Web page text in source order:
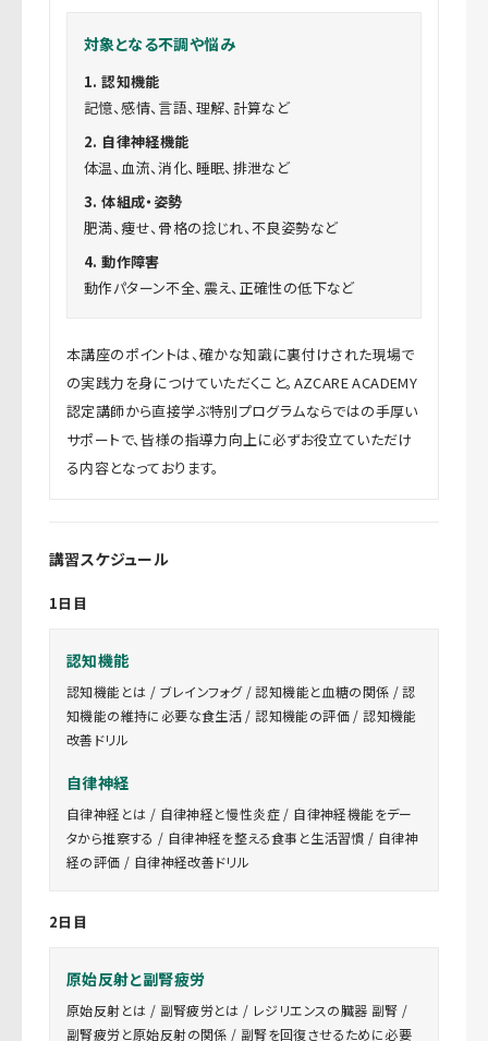
対象となる不調や悩み
1. 認知機能
記憶、感情、言語、理解、計算など
2. 自律神経機能
体温、血流、消化、睡眠、排泄など
3. 体組成・姿勢
肥満、痩せ、骨格の捻じれ、不良姿勢など
4. 動作障害
動作パターン不全、震え、正確性の低下など
本講座のポイントは、確かな知識に裏付けされた現場で
の実践力を身につけていただくこと。AZCARE ACADEMY
認定講師から直接学ぶ特別プログラムならではの手厚い
サポートで、皆様の指導力向上に必ずお役立ていただけ
る内容となっております。
講習スケジュール
1日目
認知機能
認知機能とは / ブレインフォグ / 認知機能と血糖の関係 / 認
知機能の維持に必要な食生活 / 認知機能の評価 / 認知機能
改善ドリル
自律神経
自律神経とは / 自律神経と慢性炎症 / 自律神経機能をデー
タから推察する / 自律神経を整える食事と生活習慣 / 自律神
経の評価 / 自律神経改善ドリル
2日目
原始反射と副腎疲労
原始反射とは / 副腎疲労とは / レジリエンスの臓器 副腎 /
副腎疲労と原始反射の関係 / 副腎を回復させるために必要